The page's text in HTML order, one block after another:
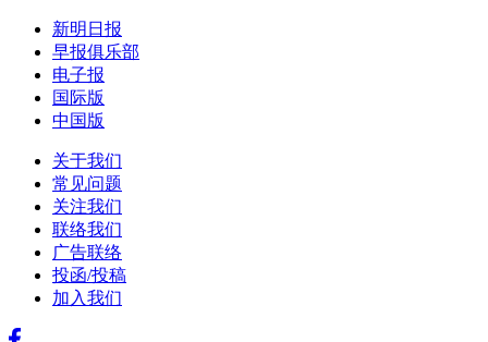
新明日报
早报俱乐部
电子报
国际版
中国版
关于我们
常见问题
关注我们
联络我们
广告联络
投函/投稿
加入我们